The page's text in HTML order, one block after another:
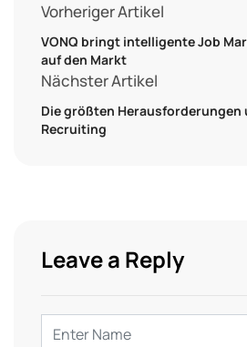
Vorheriger Artikel
VONQ bringt intelligente Job
auf den Markt
Nächster Artikel
Die größten Herausforderungen
Recruiting
Leave a Reply